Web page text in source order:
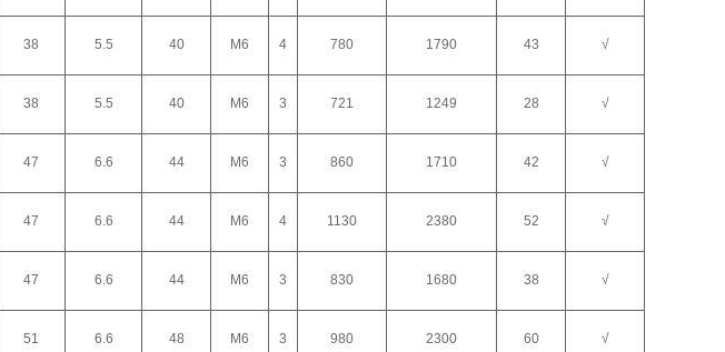
38 5.5 40 M6 4 780 1790 43 √
38 5.5 40 M6 3 721 1249 28 √
47 6.6 44 M6 3 860 1710 42 √
47 6.6 44 M6 4 1130 2380 52 √
47 6.6 44 M6 3 830 1680 38 √
51 6.6 48 M6 3 980 2300 60 √